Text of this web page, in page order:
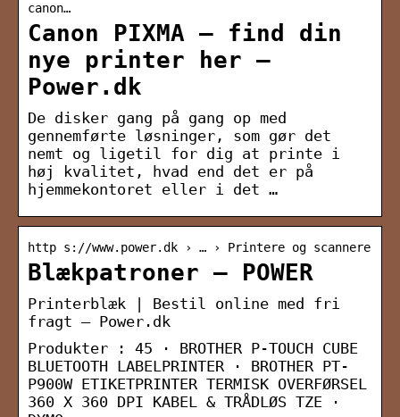
canon…
Canon PIXMA – find din
nye printer her –
Power.dk
De disker gang på gang op med
gennemførte løsninger, som gør det
nemt og ligetil for dig at printe i
høj kvalitet, hvad end det er på
hjemmekontoret eller i det …
http s://www.power.dk › … › Printere og scannere
Blækpatroner – POWER
Printerblæk | Bestil online med fri
fragt – Power.dk
Produkter : 45 · BROTHER P-TOUCH CUBE
BLUETOOTH LABELPRINTER · BROTHER PT-
P900W ETIKETPRINTER TERMISK OVERFØRSEL
360 X 360 DPI KABEL & TRÅDLØS TZE ·